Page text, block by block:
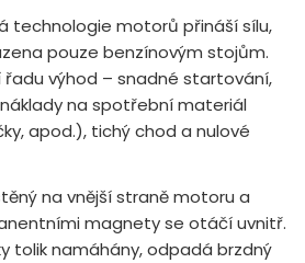
technologie motorů přináší sílu,
pouze benzínovým stojům.
výhod – snadné startování,
na spotřební materiál
apod.), tichý chod a nulové
na vnější straně motoru a
magnety se otáčí uvnitř.
tolik namáhány, odpadá brzdný